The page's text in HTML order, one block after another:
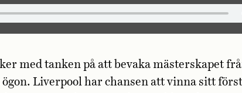
med tanken på att bevaka mästerskapet
Liverpool har chansen att vinna sitt